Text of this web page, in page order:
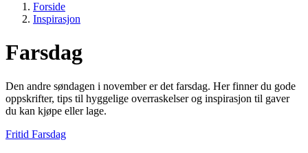
Butikker
Mat og drikke
Helse
Forside
Inspirasjon
Farsdag
Den andre søndagen i november er det farsdag. Her finner du gode
oppskrifter, tips til hyggelige overraskelser og inspirasjon til gaver
du kan kjøpe eller lage.
Fritid Farsdag